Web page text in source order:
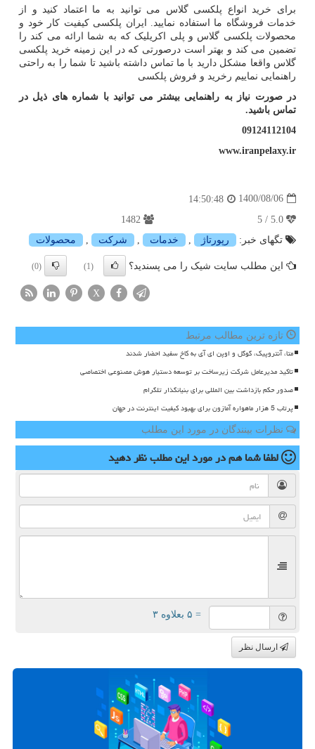
برای خرید انواع پلکسی گلاس می توانید به ما اعتماد کنید و از
خدمات فروشگاه ما استفاده نمایید. ایران پلکسی کیفیت کار خود و
محصولات پلکسی گلاس و پلی اکریلیک که به شما ارائه می کند را
تضمین می کند و بهتر است درصورتی که در این زمینه خرید پلکسی
گلاس واقعا مشکل دارید با ما تماس داشته باشید تا شما را به راحتی
راهنمایی نماییم رخرید و فروش پلکسی
در صورت نیاز به راهنمایی بیشتر می توانید با شماره های ذیل در
تماس باشید.
09124112104
www.iranpelaxy.ir
1400/08/06
14:50:48
تگهای خبر:
رپورتاژ , خدمات , شركت , محصولات
این مطلب سایت شیک را می پسندید؟ (1)
(0)
X
تازه ترین مطالب مرتبط
متا، آنتروپیک، گوگل و اوپن ای آی به کاخ سفید احضار شدند
تاکید مدیرعامل شرکت زیرساخت بر توسعه دستیار هوش مصنوعی اختصاصی
صدور حکم بازداشت بین المللی برای بنیانگذار تلگرام
پرتاب 5 هزار ماهواره آمازون برای بهبود کیفیت اینترنت در جهان
نظرات بینندگان در مورد این مطلب
لطفا شما همدر مورد این مطلبنظر دهید
= ۵ بعلاوه ۳
ارسال نظر